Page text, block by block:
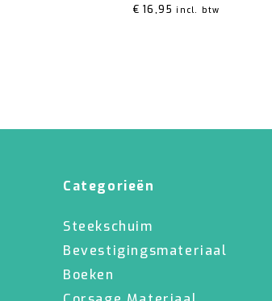
€ 16,95 incl. btw
Categorieën
Steekschuim
Bevestigingsmateriaal
Boeken